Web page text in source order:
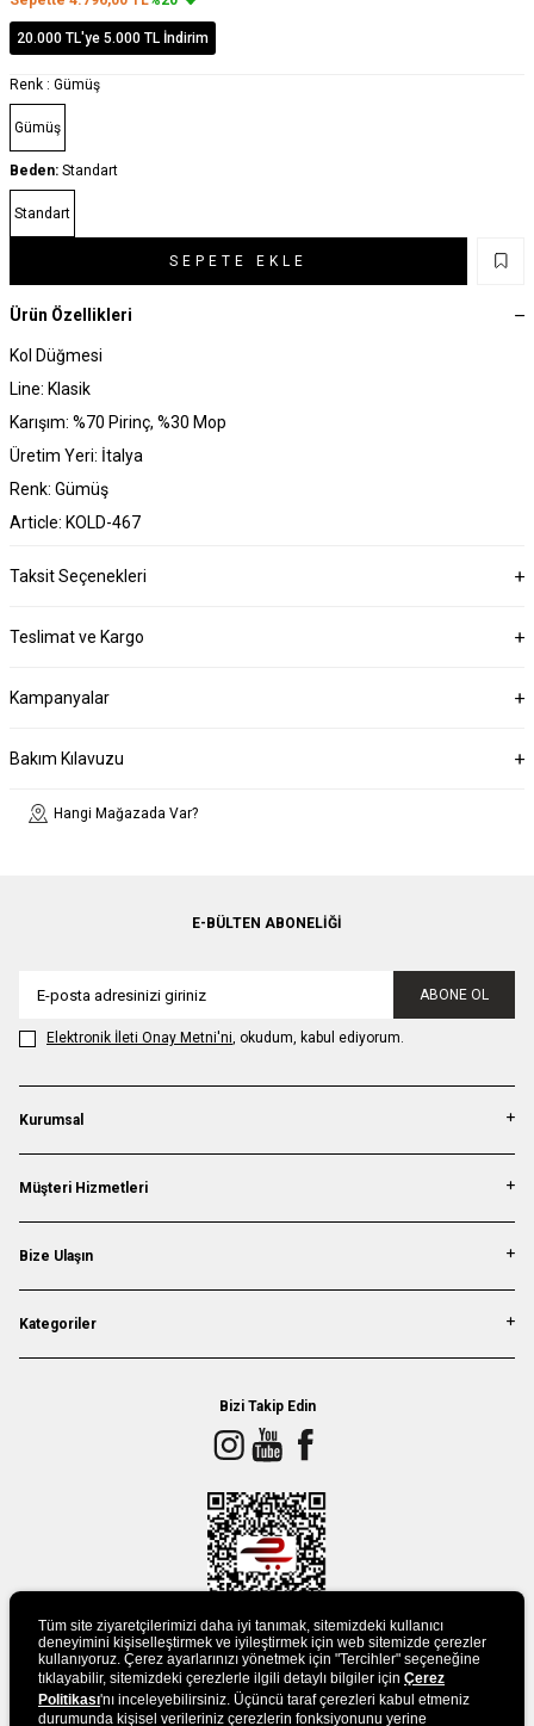
20.000 TL'ye 5.000 TL İndirim
Renk : Gümüş
Gümüş
Beden: Standart
Standart
SEPETE EKLE
Ürün Özellikleri
Kol Düğmesi
Line: Klasik
Karışım: %70 Pirinç, %30 Mop
Üretim Yeri: İtalya
Renk: Gümüş
Article: KOLD-467
Taksit Seçenekleri
Teslimat ve Kargo
Kampanyalar
Bakım Kılavuzu
Hangi Mağazada Var?
E-BÜLTEN ABONELIĞI
ABONE OL
Elektronik İleti Onay Metni'ni, okudum, kabul ediyorum.
Kurumsal
Müşteri Hizmetleri
Bize Ulaşın
Kategoriler
Bizi Takip Edin
UYGULAMAMIZI İNDİRİN
Tüm site ziyaretçilerimizi daha iyi tanımak, sitemizdeki kullanıcı
deneyimini kişiselleştirmek ve iyileştirmek için web sitemizde çerezler
kullanıyoruz. Çerez ayarlarınızı yönetmek için "Tercihler" seçeneğine
tıklayabilir, sitemizdeki çerezlerle ilgili detaylı bilgiler için Çerez
Politikası'nı inceleyebilirsiniz. Üçüncü taraf çerezleri kabul etmeniz
durumunda kişisel verileriniz çerezlerin fonksiyonunu yerine